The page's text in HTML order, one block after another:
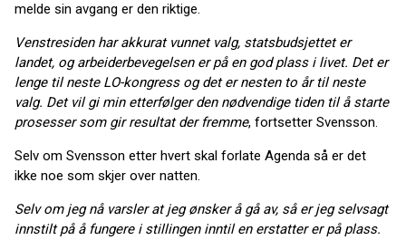
melde sin avgang er den riktige.
Venstresiden har akkurat vunnet valg, statsbudsjettet er
landet, og arbeiderbevegelsen er på en god plass i livet. Det er
lenge til neste LO-kongress og det er nesten to år til neste
valg. Det vil gi min etterfølger den nødvendige tiden til å starte
prosesser som gir resultat der fremme, fortsetter Svensson.
Selv om Svensson etter hvert skal forlate Agenda så er det
ikke noe som skjer over natten.
Selv om jeg nå varsler at jeg ønsker å gå av, så er jeg selvsagt
innstilt på å fungere i stillingen inntil en erstatter er på plass.